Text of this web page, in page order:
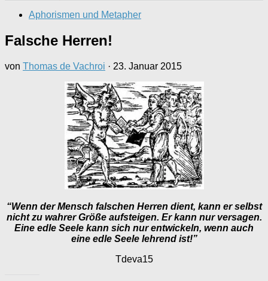
Aphorismen und Metapher
Falsche Herren!
von Thomas de Vachroi · 23. Januar 2015
“Wenn der Mensch falschen Herren dient, kann er selbst
nicht zu wahrer Größe aufsteigen. Er kann nur versagen.
Eine edle Seele kann sich nur entwickeln, wenn auch
eine edle Seele lehrend ist!”
Tdeva15